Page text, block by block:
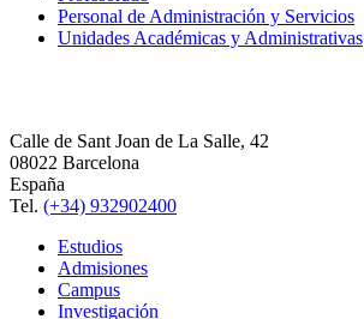
Personal de Administración y Servicios
Unidades Académicas y Administrativas
Calle de Sant Joan de La Salle, 42
08022 Barcelona
España
Tel. (+34) 932902400
Estudios
Admisiones
Campus
Investigación